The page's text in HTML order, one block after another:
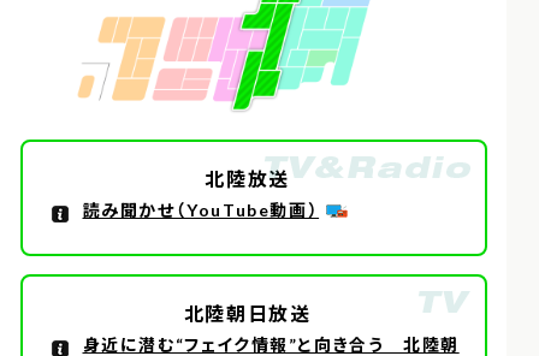
北陸放送
読み聞かせ（YouTube動画）
北陸朝日放送
身近に潜む“フェイク情報”と向き合う 北陸朝